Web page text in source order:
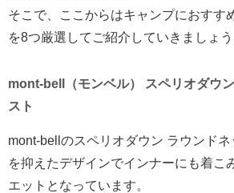
そこで、ここからはキャンプにおすす
を8つ厳選してご紹介していきましょう
mont-bell（モンベル） スペリオダウ
スト
mont-bellのスペリオダウン ラウンド
を抑えたデザインでインナーにも着こ
エットとなっています。